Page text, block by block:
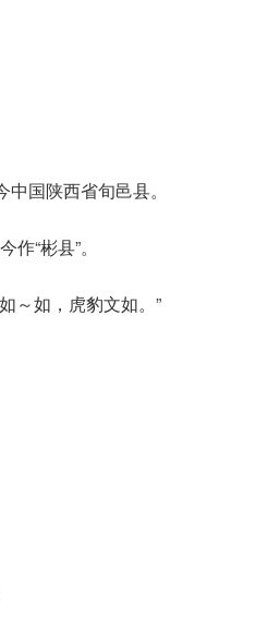
国陕西省旬邑县。
“彬县”。
～如，虎豹文如。”